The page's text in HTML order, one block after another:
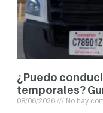
¿Puedo
temporales?
08/06/2026 No hay